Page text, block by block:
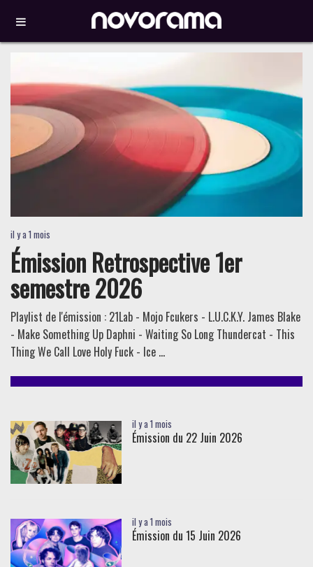
il y a 1 mois
Émission Retrospective 1er
semestre 2026
Playlist de l'émission : 21Lab - Mojo Fcukers - L.U.C.K.Y. James Blake
- Make Something Up Daphni - Waiting So Long Thundercat - This
Thing We Call Love Holy Fuck - Ice ...
il y a 1 mois
Émission du 22 Juin 2026
il y a 1 mois
Émission du 15 Juin 2026